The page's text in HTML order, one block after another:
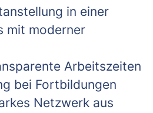
in einer
mit moderner
Arbeitszeiten
bei Fortbildungen
Netzwerk aus